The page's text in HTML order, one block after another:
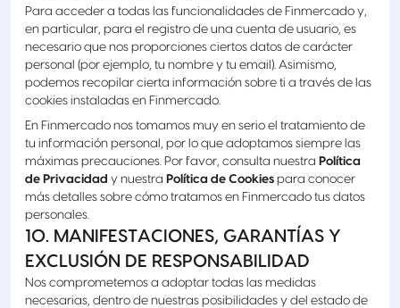
Para acceder a todas las funcionalidades de Finmercado y,
en particular, para el registro de una cuenta de usuario, es
necesario que nos proporciones ciertos datos de carácter
personal (por ejemplo, tu nombre y tu email). Asimismo,
podemos recopilar cierta información sobre ti a través de las
cookies instaladas en Finmercado.
En Finmercado nos tomamos muy en serio el tratamiento de
tu información personal, por lo que adoptamos siempre las
máximas precauciones. Por favor, consulta nuestra Política
de Privacidad y nuestra Política de Cookies para conocer
más detalles sobre cómo tratamos en Finmercado tus datos
personales.
10. MANIFESTACIONES, GARANTÍAS Y
EXCLUSIÓN DE RESPONSABILIDAD
Nos comprometemos a adoptar todas las medidas
necesarias, dentro de nuestras posibilidades y del estado de